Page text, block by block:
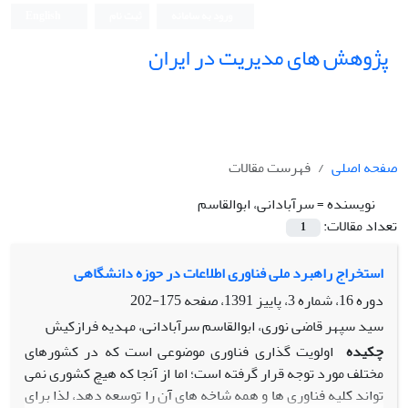
پژوهش های مدیریت در ایران
صفحه اصلی
فهرست مقالات
نویسنده =سرآبادانی، ابوالقاسم
تعداد مقالات:
1
استخراج راهبرد ملی فناوری اطلاعات در حوزه دانشگاهی
دوره 16، شماره 3، پاییز 1391، صفحه
175-202
سید سپهر قاضی نوری، ابوالقاسم سرآبادانی، مهدیه فرازکیش
چکیده اولویت گذاری فناوری موضوعی است که در کشورهای
مختلف مورد توجه قرار گرفته است؛ اما از آنجا که هیچ کشوری نمی
تواند کلیه فناوری ها و همه شاخه های آن را توسعه دهد، لذا برای